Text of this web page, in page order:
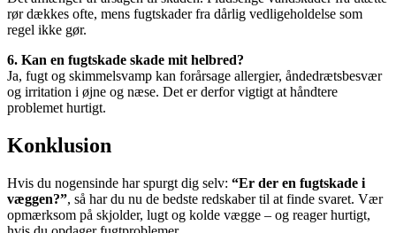
rør dækkes ofte, mens fugtskader fra dårlig vedligeholdelse som
regel ikke gør.
6. Kan en fugtskade skade mit helbred?
Ja, fugt og skimmelsvamp kan forårsage allergier, åndedrætsbesvær
og irritation i øjne og næse. Det er derfor vigtigt at håndtere
problemet hurtigt.
Konklusion
Hvis du nogensinde har spurgt dig selv: “Er der en fugtskade i
væggen?”, så har du nu de bedste redskaber til at finde svaret. Vær
opmærksom på skjolder, lugt og kolde vægge – og reager hurtigt,